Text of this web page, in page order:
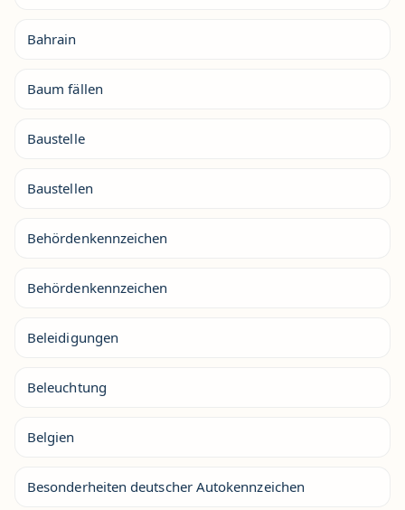
Bahrain
Baum fällen
Baustelle
Baustellen
Behördenkennzeichen
Behördenkennzeichen
Beleidigungen
Beleuchtung
Belgien
Besonderheiten deutscher Autokennzeichen